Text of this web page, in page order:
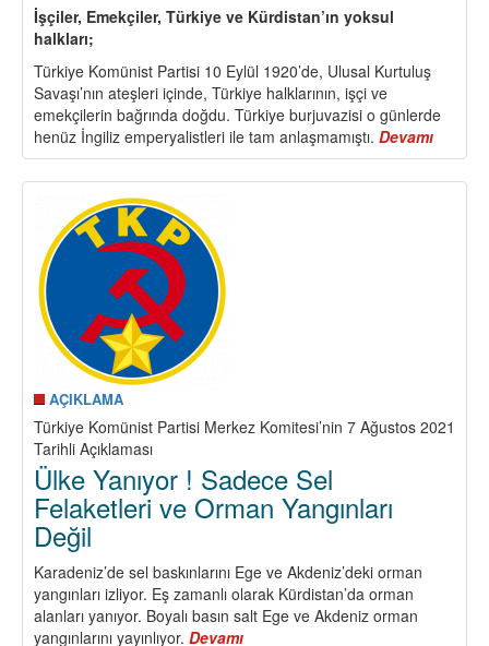
İşçiler, Emekçiler, Türkiye ve Kürdistan’ın yoksul
halkları;
Türkiye Komünist Partisi 10 Eylül 1920’de, Ulusal Kurtuluş
Savaşı’nın ateşleri içinde, Türkiye halklarının, işçi ve
emekçilerin bağrında doğdu. Türkiye burjuvazisi o günlerde
henüz İngiliz emperyalistleri ile tam anlaşmamıştı. Devamı
AÇIKLAMA
Türkiye Komünist Partisi Merkez Komitesi’nin 7 Ağustos 2021
Tarihli Açıklaması
Ülke Yanıyor ! Sadece Sel
Felaketleri ve Orman Yangınları
Değil
Karadeniz’de sel baskınlarını Ege ve Akdeniz’deki orman
yangınları izliyor. Eş zamanlı olarak Kürdistan’da orman
alanları yanıyor. Boyalı basın salt Ege ve Akdeniz orman
yangınlarını yayınlıyor. Devamı